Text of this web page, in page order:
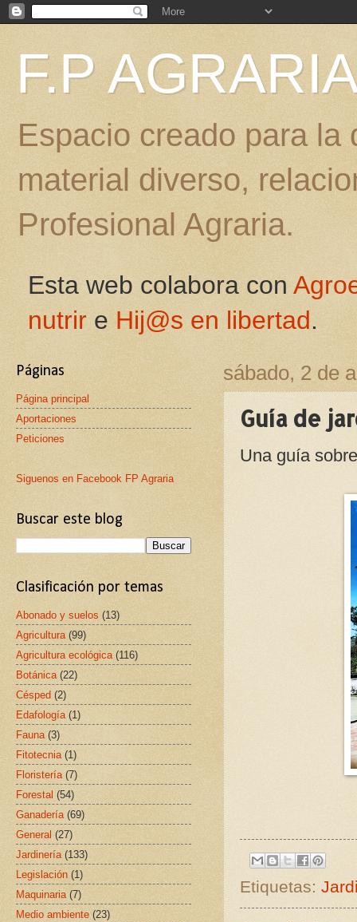
F.P
Espacio creado para
material diverso,
Profesional Agraria.
Esta web colabora con
nutrir e Hij@s en libertad.
sábado, 2 de
Guía de
Una guía
Etiquetas:
Páginas
Página principal
Aportaciones
Peticiones
Siguenos en Facebook FP Agraria
Buscar este blog
Clasificación por temas
Abonado y suelos (13)
Agricultura (99)
Agricultura ecológica (116)
Botánica (22)
Césped (2)
Edafología (1)
Fauna (3)
Fitotecnia (1)
Floristería (7)
Forestal (54)
Ganadería (69)
General (27)
Jardinería (133)
Legislación (1)
Maquinaria (7)
Medio ambiente (23)